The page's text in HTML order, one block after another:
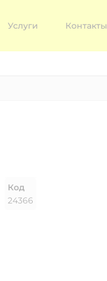
Услуги Контакты
Код
24366